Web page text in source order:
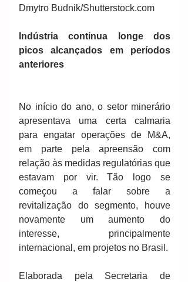
Dmytro Budnik/Shutterstock.com
Indústria continua longe dos
picos alcançados em períodos
anteriores
No início do ano, o setor minerário
apresentava uma certa calmaria
para engatar operações de M&A,
em parte pela apreensão com
relação às medidas regulatórias que
estavam por vir. Tão logo se
começou a falar sobre a
revitalização do segmento, houve
novamente um aumento do
interesse, principalmente
internacional, em projetos no Brasil.
Elaborada pela Secretaria de